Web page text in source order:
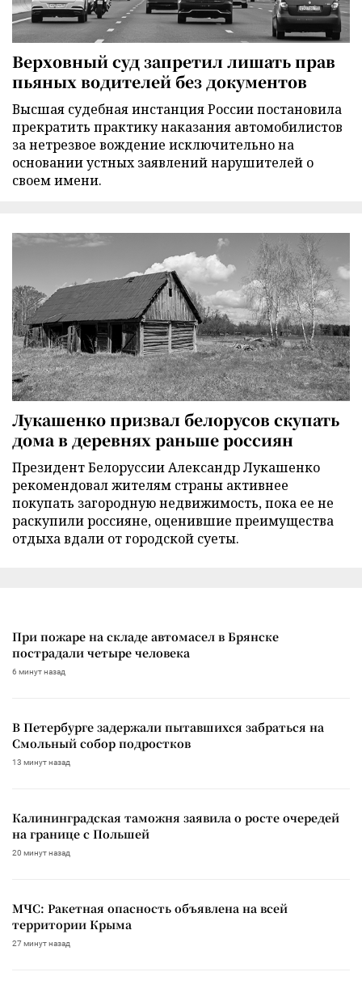
Верховный суд запретил лишать прав
пьяных водителей без документов
Высшая судебная инстанция России постановила
прекратить практику наказания автомобилистов
за нетрезвое вождение исключительно на
основании устных заявлений нарушителей о
своем имени.
Лукашенко призвал белорусов скупать
дома в деревнях раньше россиян
Президент Белоруссии Александр Лукашенко
рекомендовал жителям страны активнее
покупать загородную недвижимость, пока ее не
раскупили россияне, оценившие преимущества
отдыха вдали от городской суеты.
При пожаре на складе автомасел в Брянске
пострадали четыре человека
6 минут назад
В Петербурге задержали пытавшихся забраться на
Смольный собор подростков
13 минут назад
Калининградская таможня заявила о росте очередей
на границе с Польшей
20 минут назад
МЧС: Ракетная опасность объявлена на всей
территории Крыма
27 минут назад